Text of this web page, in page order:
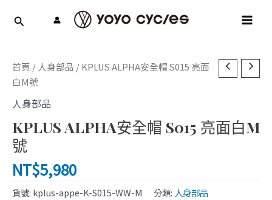
首頁 / 人身部品 / KPLUS ALPHA安全帽 S015 亮面
白M號
人身部品
KPLUS ALPHA安全帽 S015 亮面白M
號
NT$5,980
貨號: kplus-appe-K-S015-WW-M 分類: 人身部品